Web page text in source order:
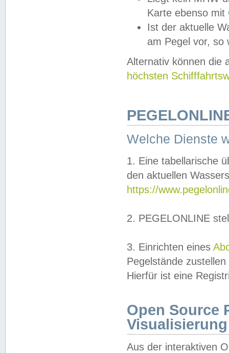
Karte ebenso mit
Ist der aktuelle
am Pegel vor,
Alternativ können die
höchsten
Welche Dienste
1. Eine tabellarische
den aktuellen
https://
2. PEGELONLINE
3. Einrichten eines
Pegelstände
Hierfür ist eine
Open Source
Visualisierung
Aus der interaktiven